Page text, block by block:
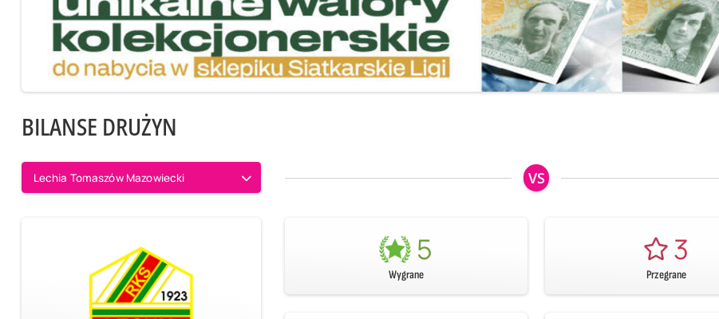
BILANSE DRUŻYN
Lechia Tomaszów Mazowiecki VS
5
Wygrane
3
Przegrane